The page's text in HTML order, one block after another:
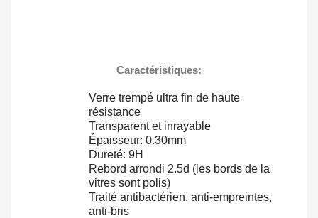
Caractéristiques:
Verre trempé ultra fin de haute
résistance
Transparent et inrayable
Épaisseur: 0.30mm
Dureté: 9H
Rebord arrondi 2.5d (les bords de la
vitres sont polis)
Traité antibactérien, anti-empreintes,
anti-bris